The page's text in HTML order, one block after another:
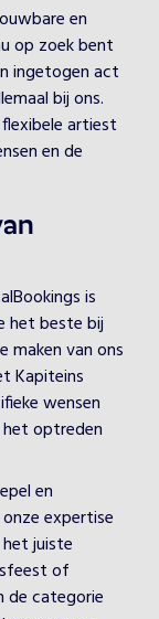
en
op zoek bent
ingetogen act
bij ons.
artiest
en de
is
het beste bij
maken van ons
Kapiteins
wensen
optreden
en
expertise
juiste
of
de categorie